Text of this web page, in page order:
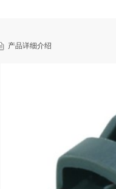
产品详细介绍